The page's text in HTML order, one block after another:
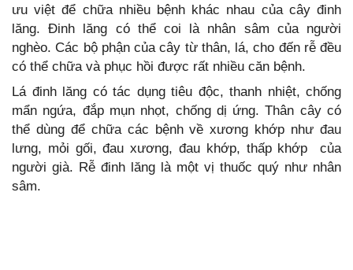
ưu việt để chữa nhiều bệnh khác nhau của cây đinh
lăng. Đinh lăng có thể coi là nhân sâm của người
nghèo. Các bộ phận của cây từ thân, lá, cho đến rễ đều
có thể chữa và phục hồi được rất nhiều căn bệnh.
Lá đinh lăng có tác dụng tiêu độc, thanh nhiệt, chống
mẩn ngứa, đắp mụn nhọt, chống dị ứng. Thân cây có
thể dùng để chữa các bệnh về xương khớp như đau
lưng, mỏi gối, đau xương, đau khớp, thấp khớp của
người già. Rễ đinh lăng là một vị thuốc quý như nhân
sâm.